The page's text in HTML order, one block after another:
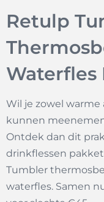
Retulp
Waterfles
Wil je zowel
kunnen
Ontdek dan dit
drinkflessen
Tumbler
waterfles. Samen